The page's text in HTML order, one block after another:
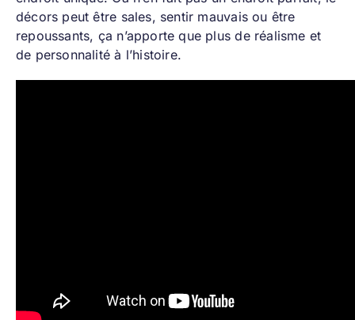
décors peut être sales, sentir mauvais ou être
repoussants, ça n’apporte que plus de réalisme et
de personnalité à l’histoire.